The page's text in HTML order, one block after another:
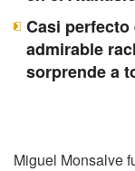
Casi
admirable
sorprende a
Miguel Monsalve